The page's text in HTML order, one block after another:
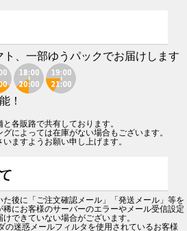
、一部ゆうパックでお届けします
！
各販路で共有しております。
によっては在庫がない場合もございます。
ますようお願い申し上げます。
後に「ご注文確認メール」「発送メール」等を
にお客様のサーバーのエラーやメール受信設定
できていない場合がございます。
の迷惑メールフィルタを使用されているお客様